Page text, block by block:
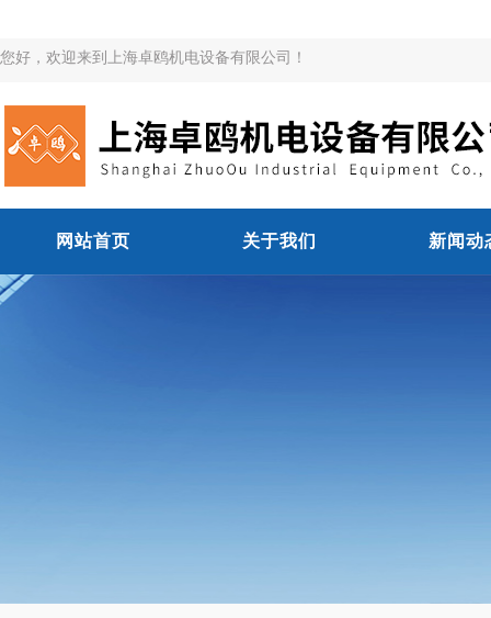
您好，欢迎来到上海卓鸥机电设备有限公司！
网站首页 关于我们 新闻动